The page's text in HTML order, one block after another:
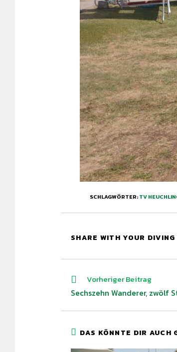
SCHLAGWÖRTER:TV
SHARE WITH YOUR
Vorheriger Beitrag
Sechszehn Wanderer, zwölf
DAS KÖNNTE DIR AUCH